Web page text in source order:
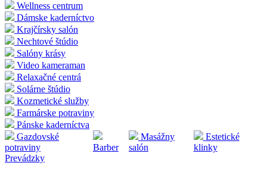
Wellness centrum
Dámske kaderníctvo
Krajčírsky salón
Nechtové štúdio
Salóny krásy
Video kameraman
Relaxačné centrá
Solárne štúdio
Kozmetické služby
Farmárske potraviny
Pánske kaderníctva
Gazdovské
potraviny
Barber
Masážny
salón
Estetické
klinky
Prevádzky